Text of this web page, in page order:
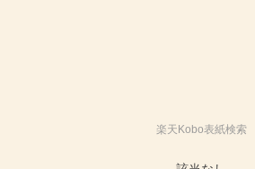
楽天Kobo表紙検索